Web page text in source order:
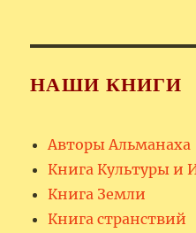
НАШИ КНИГИ
Авторы Альманаха
Книга Культуры и
Книга Земли
Книга странствий